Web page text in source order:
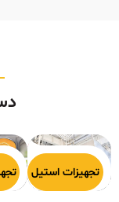
پخت
تجهیزات استیل